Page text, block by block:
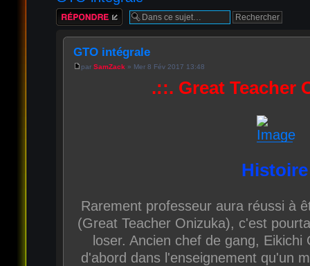
Répondre
GTO intégrale
par SamZack » Mer 8 Fév 2017 13:48
.::. Great Teacher
Histoire
Rarement professeur aura réussi à
(Great Teacher Onizuka), c'est
loser. Ancien chef de gang,
d'abord dans l'enseignement qu'un